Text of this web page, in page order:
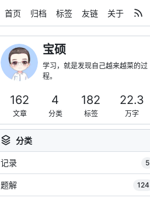
首页 归档 标签 友链 关于
宝硕
学习，就是发现自己越来越菜的过
程。
162
文章
4
分类
182
标签
22.3
万字
分类
记录 5
题解 124